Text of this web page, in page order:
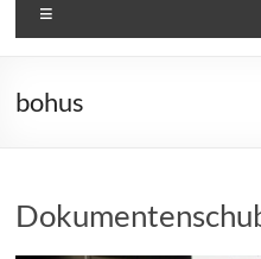
bohus